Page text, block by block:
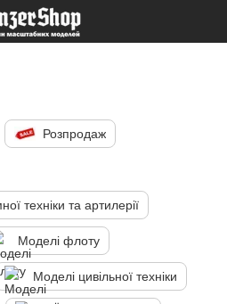
Розпродаж
техніки та артилерії
Моделі флоту
Моделі цивільної техніки